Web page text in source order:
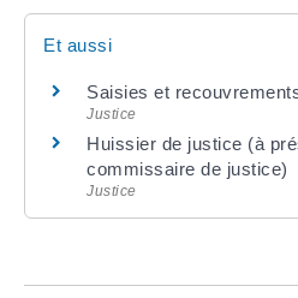
Et aussi
Saisies et
Justice
Huissier de justice (à
commissaire de justice)
Justice